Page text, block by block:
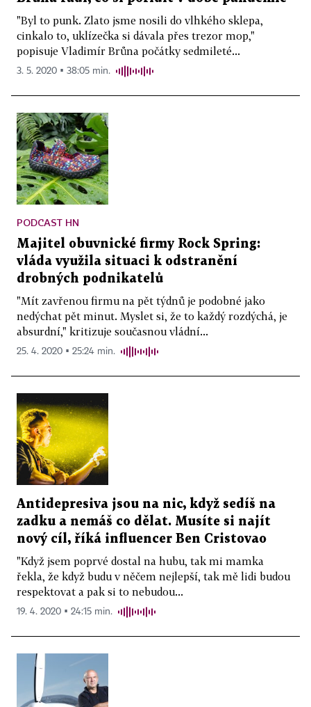
"Byl to punk. Zlato jsme nosili do vlhkého sklepa,
cinkalo to, uklízečka si dávala přes trezor mop,"
popisuje Vladimír Brůna počátky sedmileté...
3. 5. 2020 ▪ 38:05 min.
PODCAST HN
Majitel obuvnické firmy Rock Spring:
vláda využila situaci k odstranění
drobných podnikatelů
"Mít zavřenou firmu na pět týdnů je podobné jako
nedýchat pět minut. Myslet si, že to každý rozdýchá, je
absurdní," kritizuje současnou vládní...
25. 4. 2020 ▪ 25:24 min.
Antidepresiva jsou na nic, když sedíš na
zadku a nemáš co dělat. Musíte si najít
nový cíl, říká influencer Ben Cristovao
"Když jsem poprvé dostal na hubu, tak mi mamka
řekla, že když budu v něčem nejlepší, tak mě lidi budou
respektovat a pak si to nebudou...
19. 4. 2020 ▪ 24:15 min.